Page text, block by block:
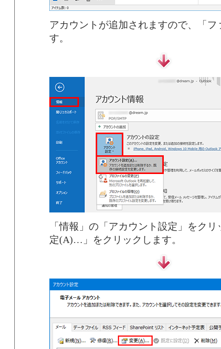
アカウントが追加されますので、「
す。
「情報」の「アカウント設定」をク
定(A)…」をクリックします。